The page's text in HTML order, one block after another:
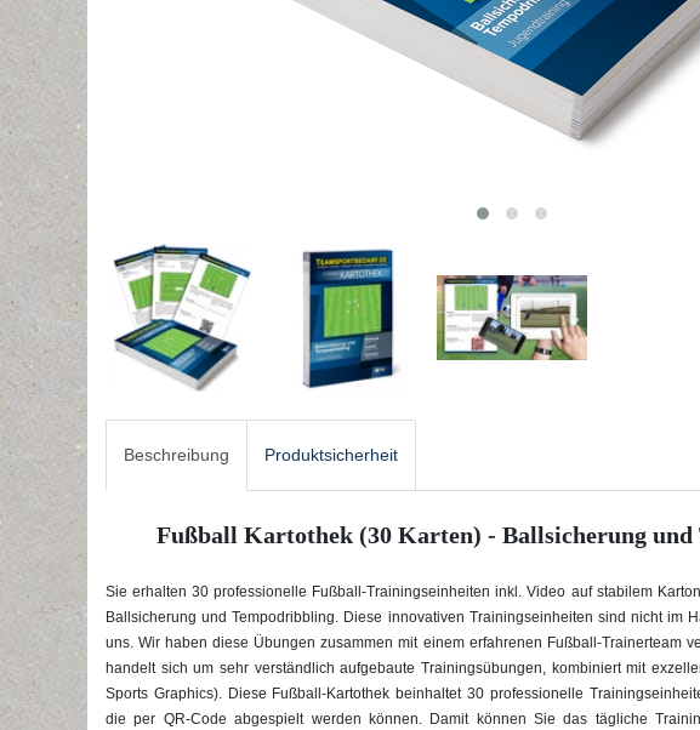
Beschreibung Produktsicherheit
Fußball Kartothek (30 Karten) - Ballsicherung
Sie erhalten 30 professionelle Fußball-Trainingseinheiten inkl. Video auf stabilem
Ballsicherung und Tempodribbling. Diese innovativen Trainingseinheiten sind nicht im
uns. Wir haben diese Übungen zusammen mit einem erfahrenen Fußball-Trainerteam
handelt sich um sehr verständlich aufgebaute Trainingsübungen, kombiniert mit
Sports Graphics). Diese Fußball-Kartothek beinhaltet 30 professionelle
die per QR-Code abgespielt werden können. Damit können Sie das tägliche